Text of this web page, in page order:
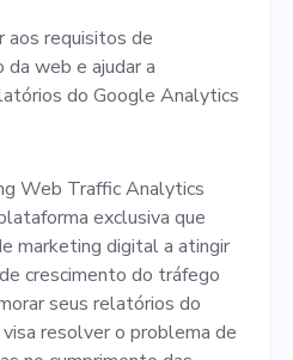
em
de
histórico
cargos de
de
startups. Essa
um
apaixonado
aos requisitos de
web e ajudar a
do Google Analytics
Web Traffic Analytics
exclusiva que
marketing digital a atingir
crescimento do tráfego
seus relatórios do
resolver o problema de